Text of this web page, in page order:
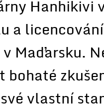
Hanhikivi
a
Maďarsku.
bohaté
vlastní